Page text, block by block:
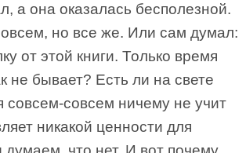
а она оказалась бесполезной.
но все же. Или сам думал:
от этой книги. Только время
не бывает? Есть ли на свете
совсем-совсем ничему не учит
никакой ценности для